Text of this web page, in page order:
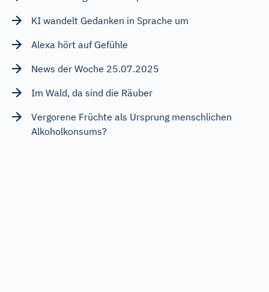
KI wandelt Gedanken in Sprache um
Alexa hört auf Gefühle
News der Woche 25.07.2025
Im Wald, da sind die Räuber
Vergorene Früchte als Ursprung menschlichen
Alkoholkonsums?